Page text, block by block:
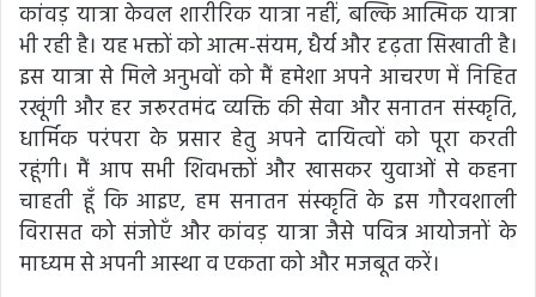
कांवड़ यात्रा केवल शारीरिक यात्रा नहीं, बल्कि आत्मिक यात्रा
भी रही है। यह भक्तों को आत्म-संयम, धैर्य और दृढ़ता सिखाती है।
इस यात्रा से मिले अनुभवों को मैं हमेशा अपने आचरण में निहित
रखूंगी और हर जरूरतमंद व्यक्ति की सेवा और सनातन संस्कृति,
धार्मिक परंपरा के प्रसार हेतु अपने दायित्वों को पूरा करती
रहूंगी। मैं आप सभी शिवभक्तों और खासकर युवाओं से कहना
चाहती हूँ कि आइए, हम सनातन संस्कृति के इस गौरवशाली
विरासत को संजोएँ और कांवड़ यात्रा जैसे पवित्र आयोजनों के
माध्यम से अपनी आस्था व एकता को और मजबूत करें।